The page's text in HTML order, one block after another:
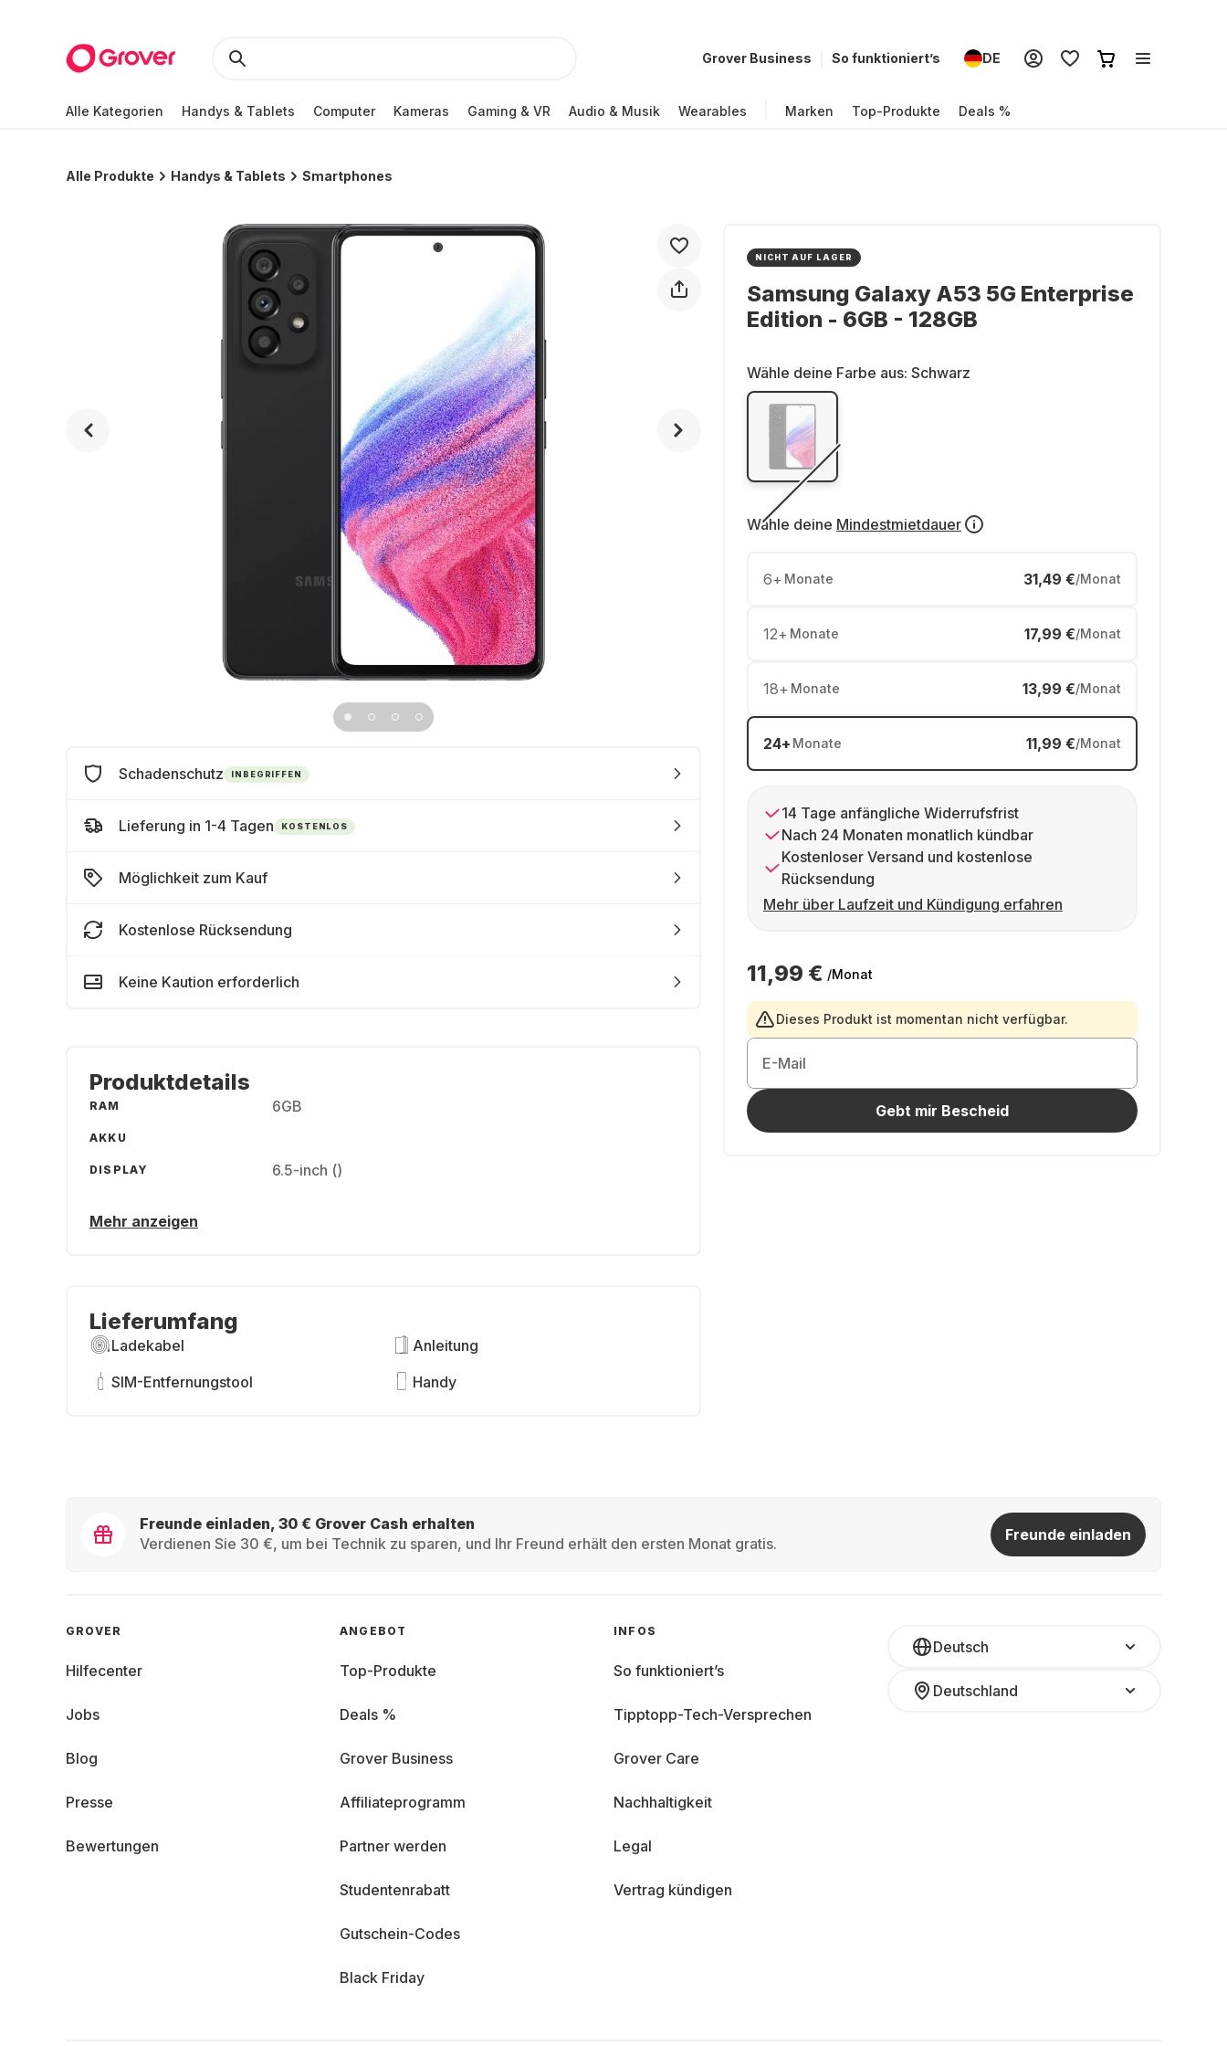
Grover Business So funktioniert’s DE
Alle Kategorien Handys & Tablets Computer Kameras Gaming & VR Audio & Musik Wearables Marken Top-Produkte Deals %
Alle Produkte Handys & Tablets Smartphones
NICHT AUF LAGER
Samsung Galaxy A53 5G Enterprise
Edition - 6GB - 128GB
Wähle deine Farbe aus: Schwarz
Wähle deine Mindestmietdauer
6+ Monate 31,49 €/Monat
12+ Monate 17,99 €/Monat
18+ Monate 13,99 €/Monat
24+ Monate 11,99 €/Monat
14 Tage anfängliche Widerrufsfrist
Nach 24 Monaten monatlich kündbar
Kostenloser Versand und kostenlose
Rücksendung
Mehr über Laufzeit und Kündigung erfahren
11,99 € /Monat
Dieses Produkt ist momentan nicht verfügbar.
E-Mail
Gebt mir Bescheid
Schadenschutz INBEGRIFFEN
Lieferung in 1-4 Tagen KOSTENLOS
Möglichkeit zum Kauf
Kostenlose Rücksendung
Keine Kaution erforderlich
Produktdetails
RAM 6GB
AKKU
DISPLAY 6.5-inch ()
Mehr anzeigen
Lieferumfang
Ladekabel
Anleitung
SIM-Entfernungstool
Handy
Freunde einladen, 30 € Grover Cash erhalten
Verdienen Sie 30 €, um bei Technik zu sparen, und Ihr Freund erhält den ersten Monat gratis.
Freunde einladen
Deutsch
Deutschland
GROVER
Hilfecenter
Jobs
Blog
Presse
Bewertungen
ANGEBOT
Top-Produkte
Deals %
Grover Business
Affiliateprogramm
Partner werden
Studentenrabatt
Gutschein-Codes
Black Friday
INFOS
So funktioniert’s
Tipptopp-Tech-Versprechen
Grover Care
Nachhaltigkeit
Legal
Vertrag kündigen